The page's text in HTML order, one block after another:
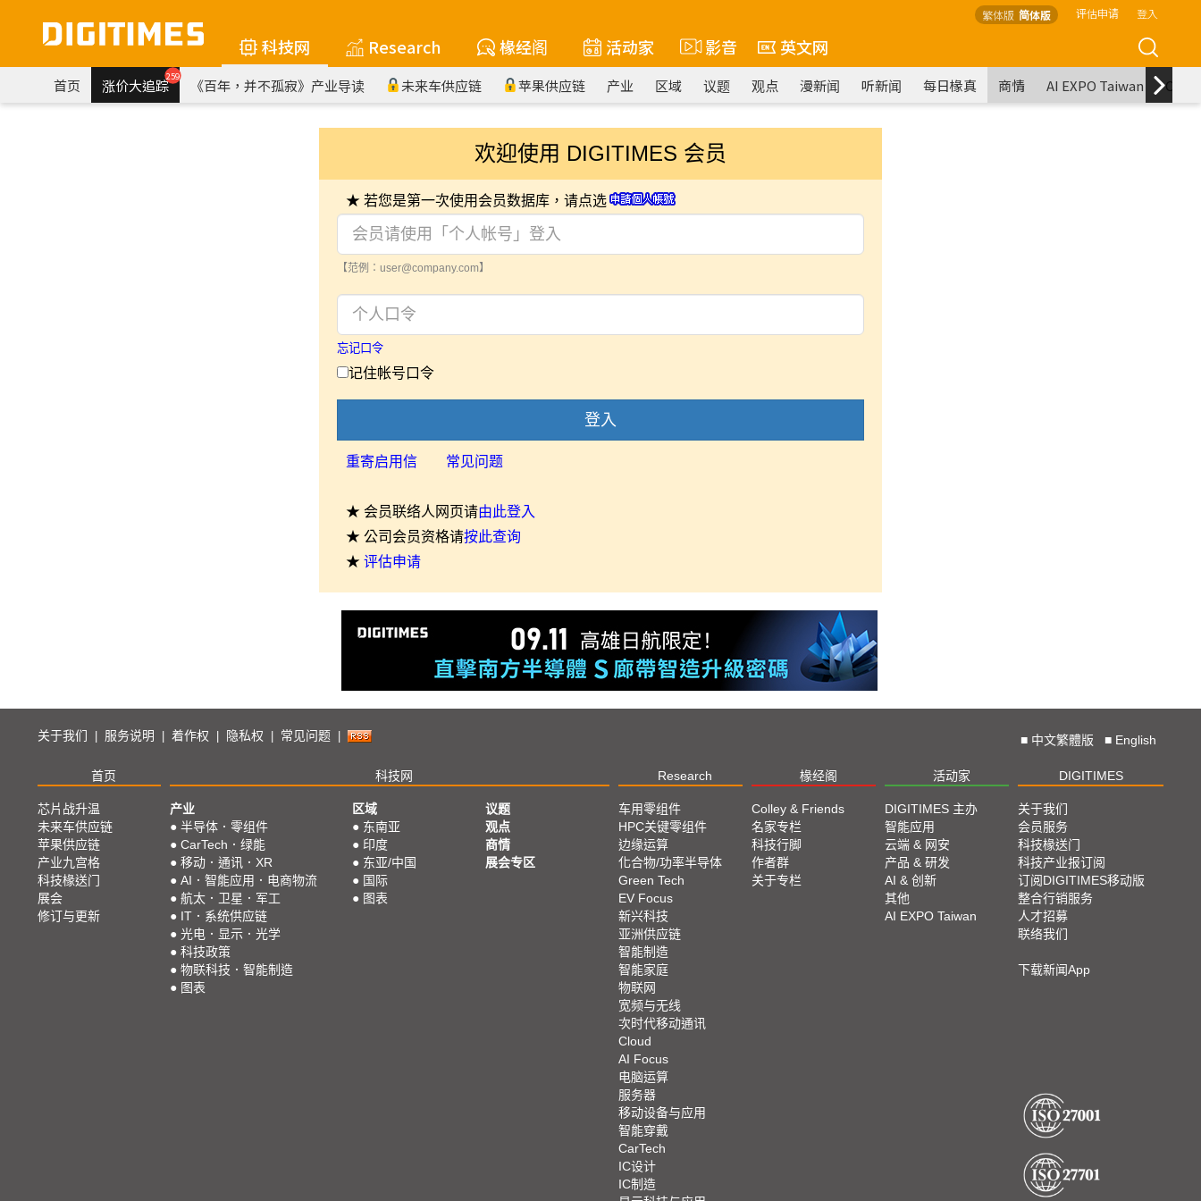
繁体版 简体版 评估申请 登入
科技网 Research 椽经阁 活动家 影音 英文网
首页 涨价大追踪259 《百年，并不孤寂》产业导读 未来车供应链 苹果供应链 产业 区域 议题 观点 漫新闻 听新闻 每日椽真 商情 AI EXPO Taiwan
欢迎使用 DIGITIMES 会员
★ 若您是第一次使用会员数据库，请点选
【范例：user@company.com】
忘记口令
记住帐号口令
登入
重寄启用信 常见问题
★ 会员联络人网页请由此登入
★ 公司会员资格请按此查询
★ 评估申请
关于我们 服务说明 着作权 隐私权 常见问题 ■ 中文繁體版 ■ English
首页 科技网 Research 椽经阁 活动家 DIGITIMES
芯片战升温
未来车供应链
苹果供应链
产业九宫格
科技椽送门
展会
修订与更新
产业
● 半导体．零组件
● CarTech．绿能
● 移动．通讯．XR
● AI．智能应用．电商物流
● 航太．卫星．军工
● IT．系统供应链
● 光电．显示．光学
● 科技政策
● 物联科技．智能制造
● 图表
区域
● 东南亚
● 印度
● 东亚/中国
● 国际
● 图表
议题
观点
商情
展会专区
车用零组件
HPC关键零组件
边缘运算
化合物/功率半导体
Green Tech
EV Focus
新兴科技
亚洲供应链
智能制造
智能家庭
物联网
宽频与无线
次时代移动通讯
Cloud
AI Focus
电脑运算
服务器
移动设备与应用
智能穿戴
CarTech
IC设计
IC制造
Colley & Friends
名家专栏
科技行脚
作者群
关于专栏
DIGITIMES 主办
智能应用
云端 & 网安
产品 & 研发
AI & 创新
其他
AI EXPO Taiwan
关于我们
会员服务
科技椽送门
科技产业报订阅
订阅DIGITIMES移动版
整合行销服务
人才招募
联络我们
下载新闻App